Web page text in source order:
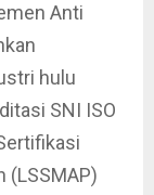
Anti
hulu
SNI ISO
(LSSMAP)